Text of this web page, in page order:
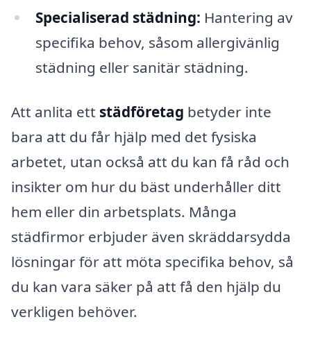
Specialiserad städning: Hantering av
specifika behov, såsom allergivänlig
städning eller sanitär städning.
Att anlita ett städföretag betyder inte
bara att du får hjälp med det fysiska
arbetet, utan också att du kan få råd och
insikter om hur du bäst underhåller ditt
hem eller din arbetsplats. Många
städfirmor erbjuder även skräddarsydda
lösningar för att möta specifika behov, så
du kan vara säker på att få den hjälp du
verkligen behöver.